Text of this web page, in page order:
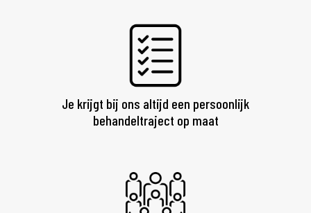
Je krijgt bij ons altijd een persoonlijk
behandeltraject op maat